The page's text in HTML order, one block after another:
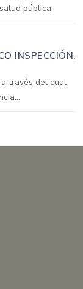
pública.
INSPECCIÓN,
través del cual